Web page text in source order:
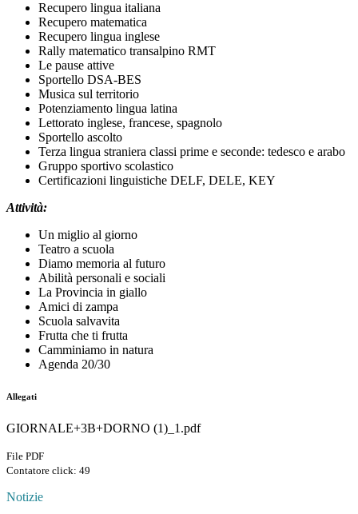
Recupero lingua italiana
Recupero matematica
Recupero lingua inglese
Rally matematico transalpino RMT
Le pause attive
Sportello DSA-BES
Musica sul territorio
Potenziamento lingua latina
Lettorato inglese, francese, spagnolo
Sportello ascolto
Terza lingua straniera classi prime e seconde: tedesco e arabo
Gruppo sportivo scolastico
Certificazioni linguistiche DELF, DELE, KEY
Attività:
Un miglio al giorno
Teatro a scuola
Diamo memoria al futuro
Abilità personali e sociali
La Provincia in giallo
Amici di zampa
Scuola salvavita
Frutta che ti frutta
Camminiamo in natura
Agenda 20/30
Allegati
GIORNALE+3B+DORNO (1)_1.pdf
File PDF
Contatore click: 49
Notizie